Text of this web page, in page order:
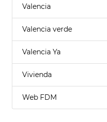
Valencia
Valencia verde
Valencia Ya
Vivienda
Web FDM